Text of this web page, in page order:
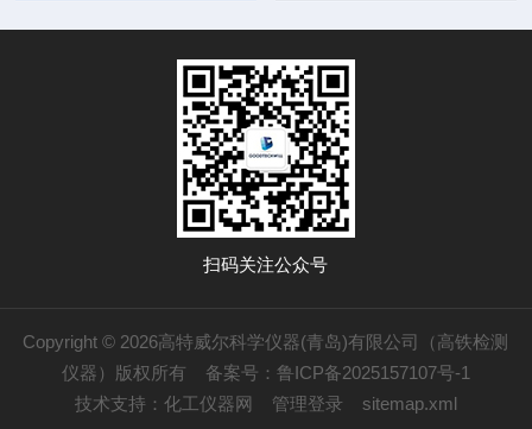
扫码关注公众号
Copyright © 2026高特威尔科学仪器(青岛)有限公司（高铁检测
仪器）版权所有 备案号：鲁ICP备2025157107号-1
技术支持： 化工仪器网 管理登录 sitemap.xml